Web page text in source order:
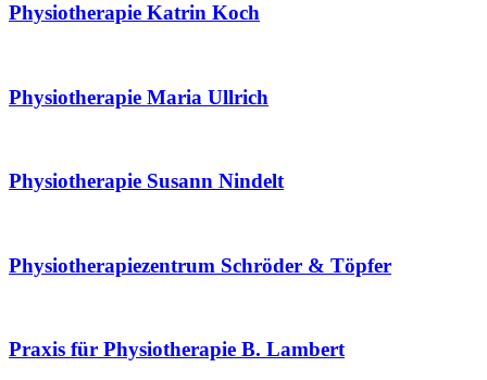
Physiotherapie Katrin Koch
Physiotherapie Maria Ullrich
Physiotherapie Susann Nindelt
Physiotherapiezentrum Schröder & Töpfer
Praxis für Physiotherapie B. Lambert